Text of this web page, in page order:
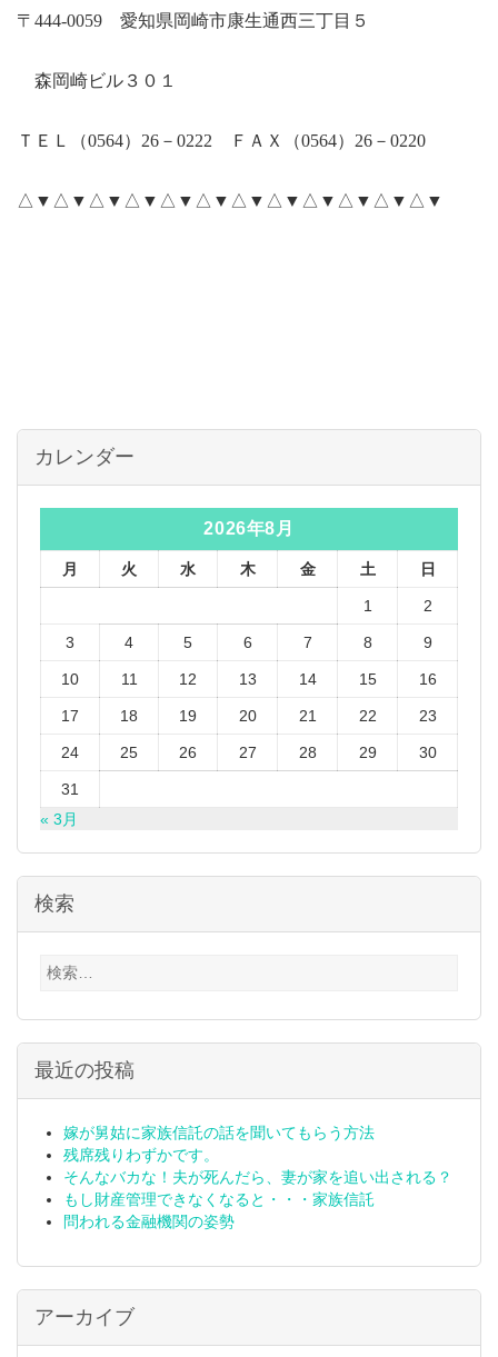
〒 444-0059 愛知県岡崎市康生通西三丁目５
森岡崎ビル３０１
ＴＥＬ（0564） 26 － 0222 ＦＡＸ（0564） 26 － 0220
△▼△▼△▼△▼△▼△▼△▼△▼△▼△▼△▼△▼
カレンダー
2026年8月
月 火 水 木 金 土 日
1 2
3 4 5 6 7 8 9
10 11 12 13 14 15 16
17 18 19 20 21 22 23
24 25 26 27 28 29 30
31
« 3月
検索
検
最近の投稿
嫁が舅姑に家族信託の話を聞いてもらう方法
残席残りわずかです。
そんなバカな！夫が死んだら、妻が家を追い出される？
もし財産管理できなくなると・・・家族信託
問われる金融機関の姿勢
アーカイブ